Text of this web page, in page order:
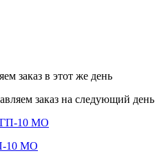
заказ в этот же день
заказ на следующий день
10 МО